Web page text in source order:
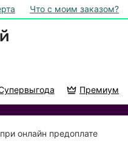
Что с моим заказом?
Премиум
онлайн предоплате